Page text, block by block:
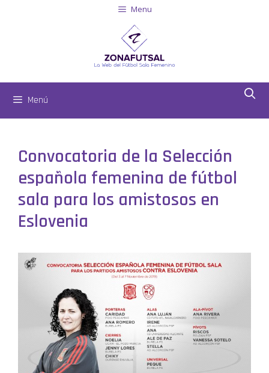
Menu
Menú
Convocatoria de la Selección
española femenina de fútbol
sala para los amistosos en
Eslovenia